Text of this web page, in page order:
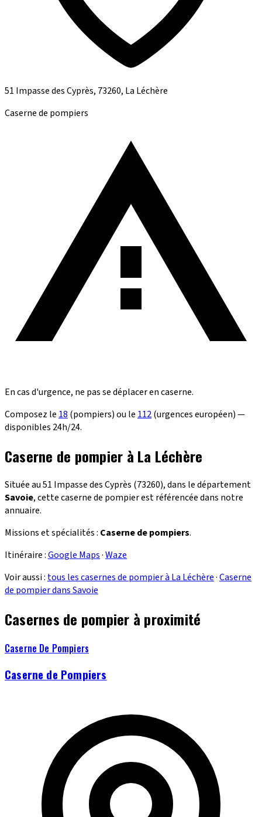
51 Impasse des Cyprès, 73260, La Léchère
Caserne de pompiers
En cas d'urgence, ne pas se déplacer en caserne.
Composez le 18 (pompiers) ou le 112(urgences européen) —
disponibles 24h/24.
Caserne de pompier à La Léchère
Située au 51 Impasse des Cyprès (73260), dans le département
Savoie, cette caserne de pompier est référencée dans notre
annuaire.
Missions et spécialités : Caserne de pompiers.
Itinéraire :Google Maps·Waze
Voir aussi : tous les casernes de pompier à La Léchère·Caserne
de pompier dans Savoie
Casernes de pompier à proximité
Caserne De Pompiers
Caserne de Pompiers